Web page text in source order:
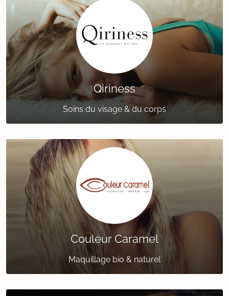
Qiriness
Soins du visage & du corps
Couleur Caramel
Maquillage bio & naturel